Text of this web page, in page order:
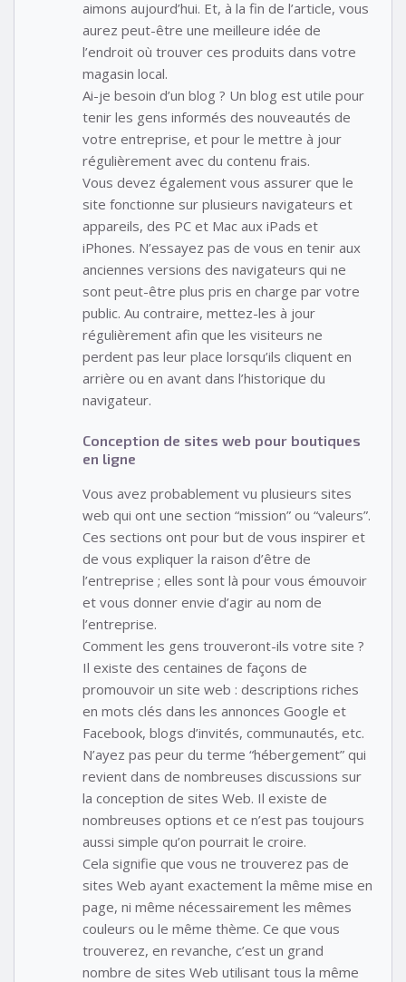
aimons aujourd’hui. Et, à la fin de l’article, vous
aurez peut-être une meilleure idée de
l’endroit où trouver ces produits dans votre
magasin local.
Ai-je besoin d’un blog ? Un blog est utile pour
tenir les gens informés des nouveautés de
votre entreprise, et pour le mettre à jour
régulièrement avec du contenu frais.
Vous devez également vous assurer que le
site fonctionne sur plusieurs navigateurs et
appareils, des PC et Mac aux iPads et
iPhones. N’essayez pas de vous en tenir aux
anciennes versions des navigateurs qui ne
sont peut-être plus pris en charge par votre
public. Au contraire, mettez-les à jour
régulièrement afin que les visiteurs ne
perdent pas leur place lorsqu’ils cliquent en
arrière ou en avant dans l’historique du
navigateur.
Conception de sites web pour boutiques
en ligne
Vous avez probablement vu plusieurs sites
web qui ont une section “mission” ou “valeurs”.
Ces sections ont pour but de vous inspirer et
de vous expliquer la raison d’être de
l’entreprise ; elles sont là pour vous émouvoir
et vous donner envie d’agir au nom de
l’entreprise.
Comment les gens trouveront-ils votre site ?
Il existe des centaines de façons de
promouvoir un site web : descriptions riches
en mots clés dans les annonces Google et
Facebook, blogs d’invités, communautés, etc.
N’ayez pas peur du terme “hébergement” qui
revient dans de nombreuses discussions sur
la conception de sites Web. Il existe de
nombreuses options et ce n’est pas toujours
aussi simple qu’on pourrait le croire.
Cela signifie que vous ne trouverez pas de
sites Web ayant exactement la même mise en
page, ni même nécessairement les mêmes
couleurs ou le même thème. Ce que vous
trouverez, en revanche, c’est un grand
nombre de sites Web utilisant tous la même